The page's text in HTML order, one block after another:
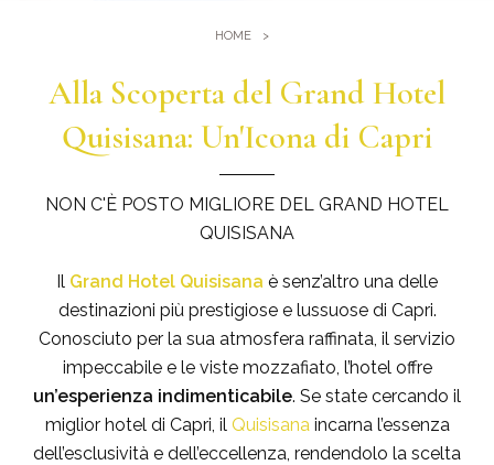
Sauna e Bagno turco
Eventi e Meeting
Meeting al Quisisana
Sposarsi al Quisisana
Gallery
Leaders Club
Dicono di noi
HOME
Alla Scoperta del Grand Hotel
Quisisana: Un'Icona di Capri
NON C'È POSTO MIGLIORE DEL GRAND HOTEL
QUISISANA
Il Grand Hotel Quisisana è senz’altro una delle
destinazioni più prestigiose e lussuose di Capri.
Conosciuto per la sua atmosfera raffinata, il servizio
impeccabile e le viste mozzafiato, l’hotel offre
un’esperienza indimenticabile. Se state cercando il
miglior hotel di Capri, il Quisisanaincarna l’essenza
dell’esclusività e dell’eccellenza, rendendolo la scelta